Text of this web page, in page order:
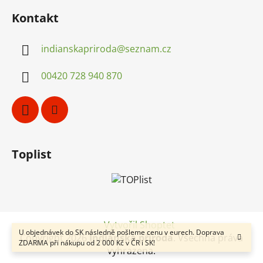
U objednávek do SK následně pošleme cenu v eurech. Doprava
ZDARMA při nákupu od 2 000 Kč v ČR i SK!
Kontakt
indianskapriroda@seznam.cz
00420 728 940 870
Toplist
Vytvořil Shoptet
Copyright 2026Indiánská příroda. Všechna práva
vyhrazena.